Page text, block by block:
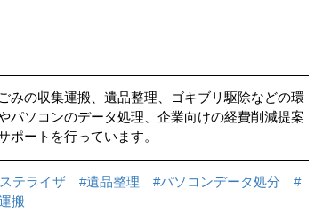
みの収集運搬、遺品整理、ゴキブリ駆除などの環
パソコンのデータ処理、企業向けの経費削減提案
ポートを行っています。
テライザ #遺品整理 #パソコンデータ処分
#
搬